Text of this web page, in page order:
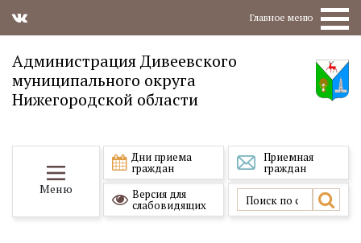
Главное меню
Администрация Дивеевского
муниципального округа
Нижегородской области
Меню
Дни приема
граждан
Приемная
граждан
Версия для
слабовидящих